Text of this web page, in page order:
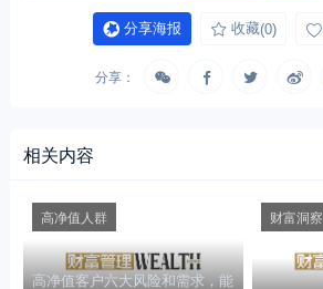
分享海报 收藏(0)
分享：
相关内容
高净值客户六大风险和需求，能
高净值人群 财富洞察